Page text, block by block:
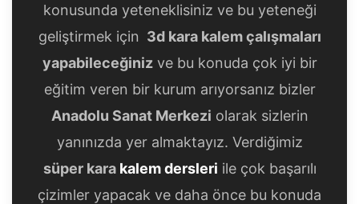
konusunda yeteneklisiniz ve bu yeteneği
geliştirmek için 3d kara kalem çalışmaları
yapabileceğinizve bu konuda çok iyi bir
eğitim veren bir kurum arıyorsanız bizler
Anadolu Sanat Merkezi olarak sizlerin
yanınızda yer almaktayız. Verdiğimiz
süper kara kalem dersleri ile çok başarılı
çizimler yapacak ve daha önce bu konuda